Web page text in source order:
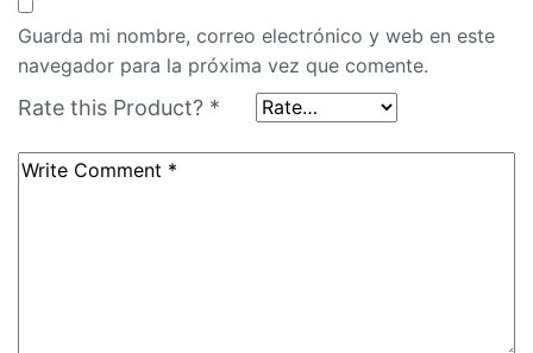
Guarda mi nombre, correo electrónico y web en este
navegador para la próxima vez que comente.
Rate this Product? *